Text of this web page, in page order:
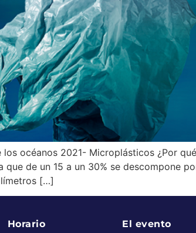
los océanos 2021- Microplásticos ¿Por
que de un 15 a un 30% se descompone
[…]
Horario El evento